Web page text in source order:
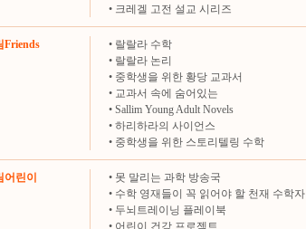
• 크레겔 고전 설교 시리즈
Friends • 랄랄라 수학
• 랄랄라 논리
• 중학생을 위한 황당 교과서
• 교과서 속에 숨어있는
• Sallim Young Adult Novels
• 하리하라의 사이언스
• 중학생을 위한 스토리텔링 수학
어린이 • 못 말리는 과학 방송국
• 수학 영재들이 꼭 읽어야 할 천재 수학자
• 두뇌트레이닝 플레이북
• 어린이 건강 프로젝트